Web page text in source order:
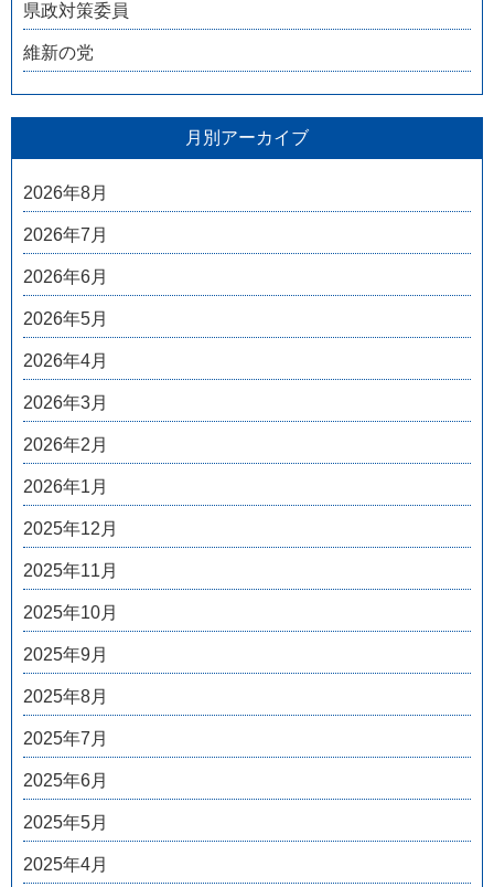
県政対策委員
維新の党
月別アーカイブ
2026年8月
2026年7月
2026年6月
2026年5月
2026年4月
2026年3月
2026年2月
2026年1月
2025年12月
2025年11月
2025年10月
2025年9月
2025年8月
2025年7月
2025年6月
2025年5月
2025年4月